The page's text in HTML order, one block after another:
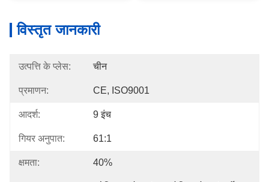
विस्तृत जानकारी
उत्पत्ति के प्लेस: चीन
प्रमाणन: CE, ISO9001
आदर्श: 9 इंच
गियर अनुपात: 61:1
क्षमता: 40%